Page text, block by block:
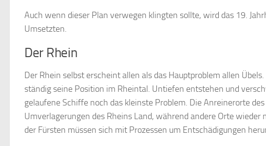
Auch wenn dieser Plan verwegen klingten sollte, wird das 19.
Umsetzten.
Der Rhein
Der Rhein selbst erscheint allen als das Hauptproblem allen
ständig seine Position im Rheintal. Untiefen entstehen und
gelaufene Schiffe noch das kleinste Problem. Die Anreinerorte
Umverlagerungen des Rheins Land, während andere Orte wieder
der Fürsten müssen sich mit Prozessen um Entschädigungen